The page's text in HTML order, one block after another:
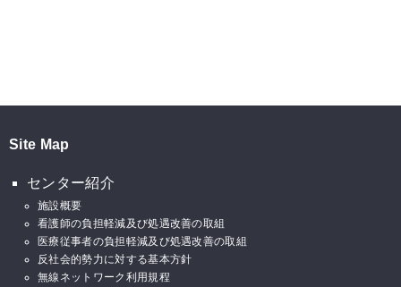
Site Map
センター紹介
施設概要
看護師の負担軽減及び処遇改善の取組
医療従事者の負担軽減及び処遇改善の取組
反社会的勢力に対する基本方針
無線ネットワーク利用規程